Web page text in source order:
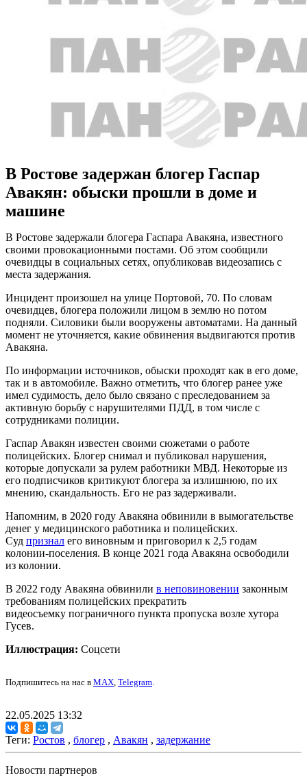
В Ростове задержан блогер Гаспар
Авакян: обыски прошли в доме и
машине
В Ростове задержали блогера Гаспара Авакяна, известного
своими провокационными постами. Об этом сообщили
очевидцы в социальных сетях, опубликовав видеозапись с
места задержания.
Инцидент произошел на улице Портовой, 70. По словам
очевидцев, блогера положили лицом в землю но потом
подняли. Силовики были вооружены автоматами. На данный
момент не уточняется, какие обвинения выдвигаются против
Авакяна.
По информации источников, обыски проходят как в его доме,
так и в автомобиле. Важно отметить, что блогер ранее уже
имел судимость, дело было связано с преследованием за
активную борьбу с нарушителями ПДД, в том числе с
сотрудниками полиции.
Гаспар Авакян известен своими сюжетами о работе
полицейских. Блогер снимал и публиковал нарушения,
которые допускали за рулем работники МВД. Некоторые из
его подписчиков критикуют блогера за излишнюю, по их
мнению, скандальность. Его не раз задерживали.
Напомним, в 2020 году Авакяна обвинили в вымогательстве
денег у медицинского работника и полицейских.
Суд признал его виновным и приговорил к 2,5 годам
колонии-поселения. В конце 2021 года Авакяна освободили
из колонии.
В 2022 году Авакяна обвинили в неповиновении законным
требованиям полицейских прекратить
видеосъемку пограничного пункта пропуска возле хутора
Гусев.
Иллюстрация: Соцсети
Подпишитесь на нас в MAX, Telegram.
22.05.2025 13:32
Теги: Ростов , блогер , Авакян , задержание
Новости партнеров